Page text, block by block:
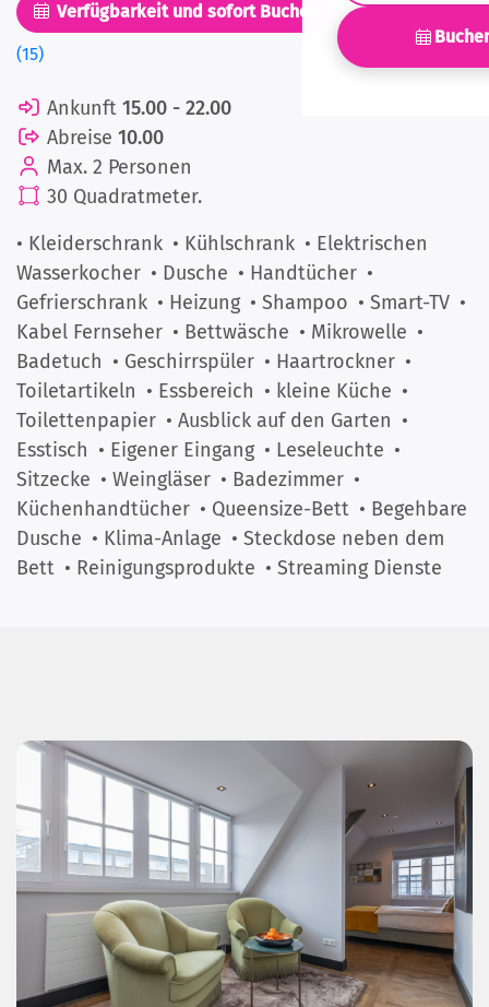
Verfügbarkeit und sofort Buchen
(15)
Ankunft 15.00 - 22.00
Abreise 10.00
Max. 2 Personen
30 Quadratmeter.
• Kleiderschrank • Kühlschrank • Elektrischen
Wasserkocher • Dusche • Handtücher •
Gefrierschrank • Heizung • Shampoo • Smart-TV •
Kabel Fernseher • Bettwäsche • Mikrowelle •
Badetuch • Geschirrspüler • Haartrockner •
Toiletartikeln • Essbereich • kleine Küche •
Toilettenpapier • Ausblick auf den Garten •
Esstisch • Eigener Eingang • Leseleuchte •
Sitzecke • Weingläser • Badezimmer •
Küchenhandtücher • Queensize-Bett • Begehbare
Dusche • Klima-Anlage • Steckdose neben dem
Bett • Reinigungsprodukte • Streaming Dienste